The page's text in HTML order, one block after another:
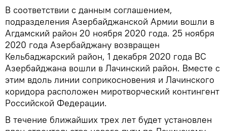
В соответствии с данным соглашением,
подразделения Азербайджанской Армии вошли в
Агдамский район 20 ноября 2020 года. 25 ноября
2020 года Азербайджану возвращен
Кельбаджарский район, 1 декабря 2020 года ВС
Азербайджана вошли в Лачинский район. Вместе с
этим вдоль линии соприкосновения и Лачинского
коридора расположен миротворческий контингент
Российской Федерации.
В течение ближайших трех лет будет установлен